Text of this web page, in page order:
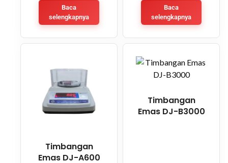
Baca
selengkapnya
Baca
selengkapnya
Timbangan
Emas DJ-A600
Timbangan
Emas DJ-B3000